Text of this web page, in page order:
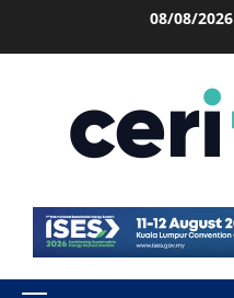
08/08/2026